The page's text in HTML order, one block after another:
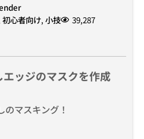
初心者向け, 小技 39,287
ッジのマスクを作成
マスキング！